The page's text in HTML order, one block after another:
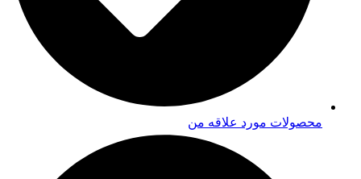
محصولات مورد علاقه من